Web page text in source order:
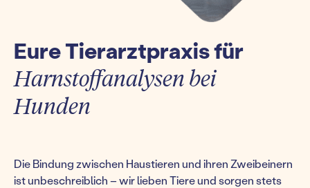
Eure Tierarztpraxis für
Harnstoffanalysen bei
Hunden
Die Bindung zwischen Haustieren und ihren Zweibeinern
ist unbeschreiblich – wir lieben Tiere und sorgen stets